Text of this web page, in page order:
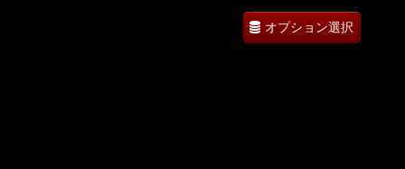
オプション選択